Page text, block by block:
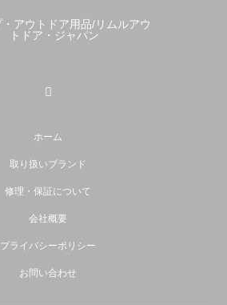
ホーム
取り扱いブランド
修理・保証について
会社概要
プライバシーポリシー
お問い合わせ